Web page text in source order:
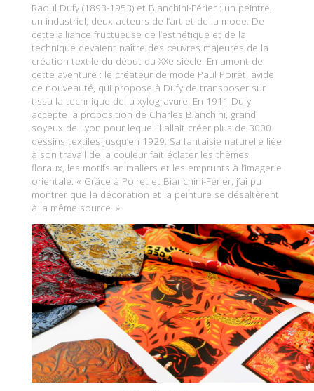
Raoul Dufy (1893-1953) et Bianchini-Férier : un peintre,
un industriel, deux acteurs de l’art et de la mode. De
cette alliance fructueuse de l’esthétique et de la
technique devaient naître des œuvres majeures de la
création textile du début du XXe siècle. En amont de
cette aventure : le créateur de mode Paul Poiret, avide
de nouveauté, qui propose à Dufy de transposer sur
tissu la technique de la xylogravure. En 1911 Dufy
accepte la proposition de Charles Bianchini, grand
soyeux de Lyon pour lequel il allait créer plus de 3000
dessins textiles jusqu’en 1929. Sa fantaisie naturelle liée
à son travail de la couleur fait éclater les thèmes
floraux, les motifs animaliers et les emprunts à l’imagerie
orientale. « Grâce à Poiret et Bianchini-Férier, j’ai pu
montrer que la décoration et la peinture se désaltèrent
à la même source. »